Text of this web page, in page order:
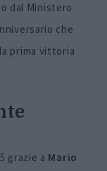
dal Ministero
che
prima vittoria
grazie a Mario